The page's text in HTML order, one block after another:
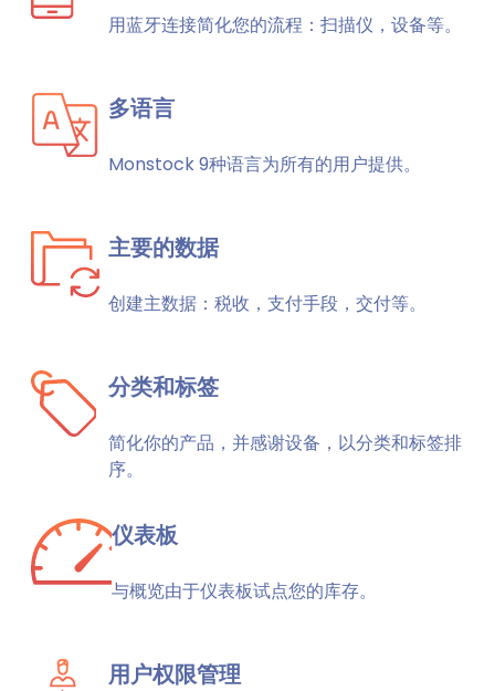
用蓝牙连接简化您的流程：扫描仪，设备等。
多语言
Monstock 9种语言为所有的用户提供。
主要的数据
创建主数据：税收，支付手段，交付等。
分类和标签
简化你的产品，并感谢设备，以分类和标签排
序。
仪表板
与概览由于仪表板试点您的库存。
用户权限管理